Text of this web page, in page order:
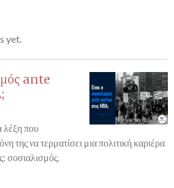
yet.
ante
λέξη που
της να τερματίσει μια πολιτική καριέρα
σοσιαλισμός.